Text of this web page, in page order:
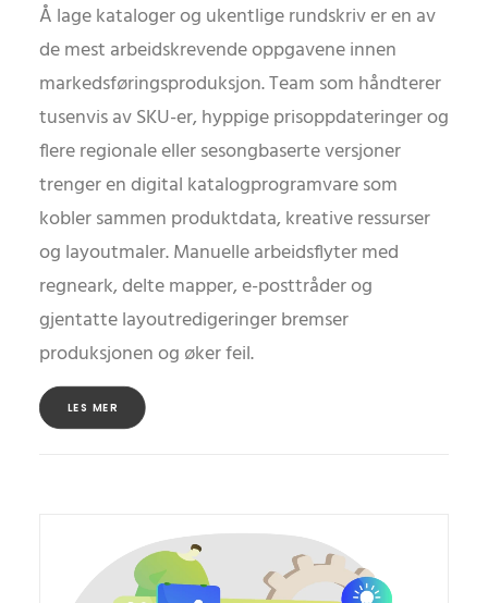
Å lage kataloger og ukentlige rundskriv er en av
de mest arbeidskrevende oppgavene innen
markedsføringsproduksjon. Team som håndterer
tusenvis av SKU-er, hyppige prisoppdateringer og
flere regionale eller sesongbaserte versjoner
trenger en digital katalogprogramvare som
kobler sammen produktdata, kreative ressurser
og layoutmaler. Manuelle arbeidsflyter med
regneark, delte mapper, e-posttråder og
gjentatte layoutredigeringer bremser
produksjonen og øker feil.
LES MER